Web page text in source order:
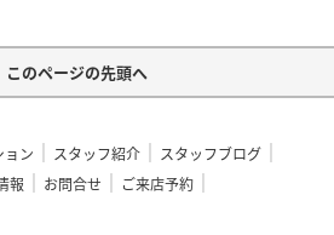
このページの先頭へ
ョン スタッフ紹介
スタッフブログ
報 お問合せ
ご来店予約